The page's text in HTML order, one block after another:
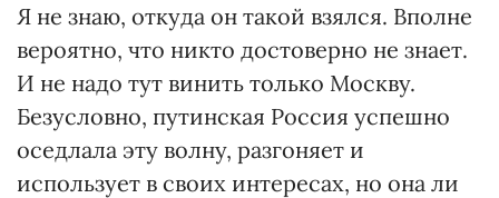
Я не знаю, откуда он такой взялся. Вполне
вероятно, что никто достоверно не знает.
И не надо тут винить только Москву.
Безусловно, путинская Россия успешно
оседлала эту волну, разгоняет и
использует в своих интересах, но она ли